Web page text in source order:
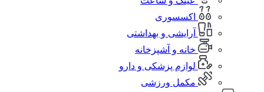
اکسسوری
آرایشی و بهداشتی
خانه و آشپزخانه
لوازم پزشکی و دارو
مکمل ورزشی